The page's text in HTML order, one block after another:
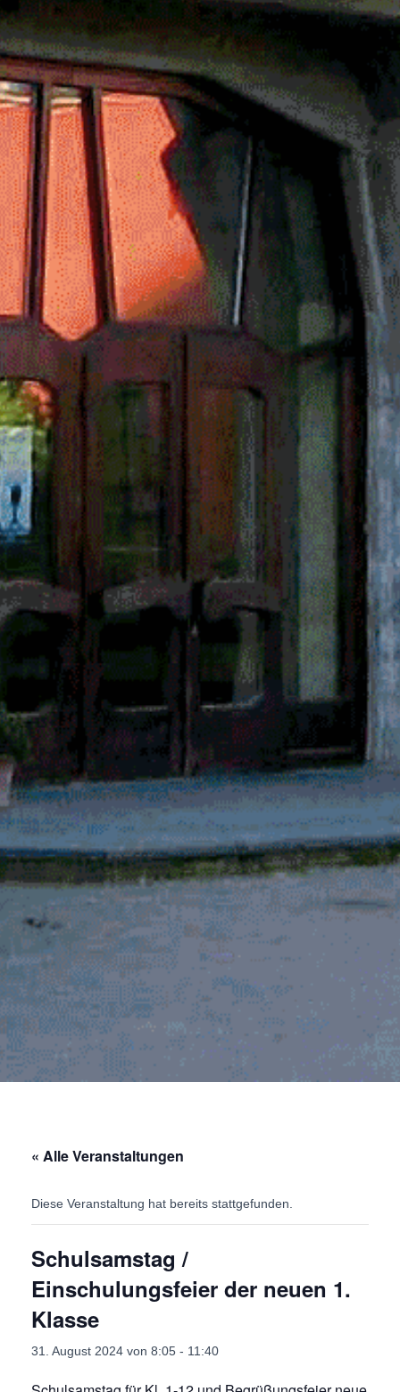
« Alle Veranstaltungen
Diese Veranstaltung hat bereits stattgefunden.
Schulsamstag /
Einschulungsfeier der neuen 1.
Klasse
31. August 2024 von 8:05 - 11:40